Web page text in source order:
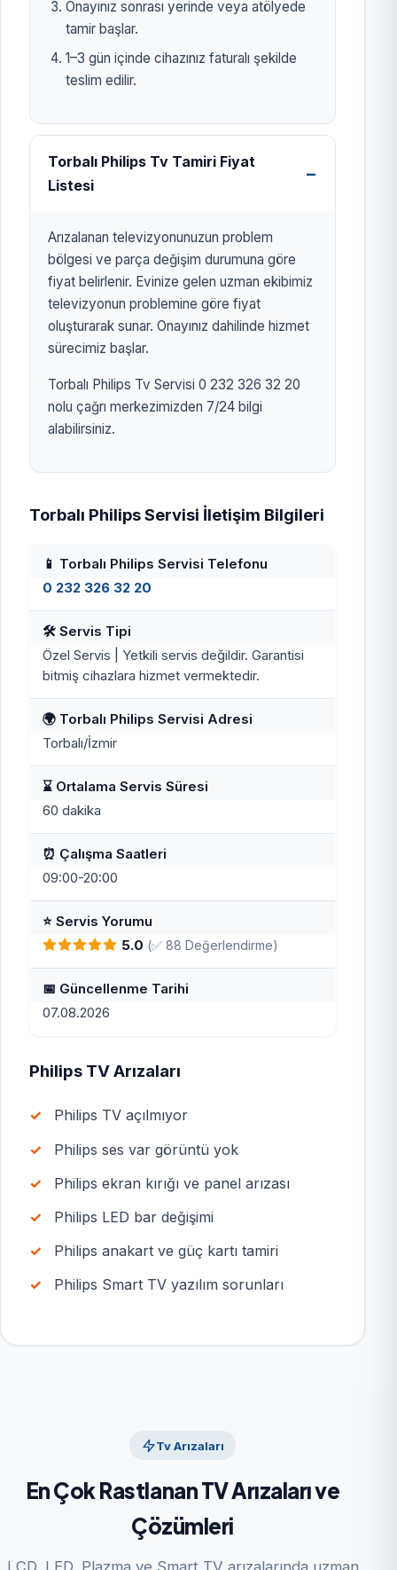
Onayınız sonrası yerinde veya atölyede
tamir başlar.
1–3 gün içinde cihazınız faturalı şekilde
teslim edilir.
Torbalı Philips Tv Tamiri Fiyat
Listesi
Arızalanan televizyonunuzun problem
bölgesi ve parça değişim durumuna göre
fiyat belirlenir. Evinize gelen uzman ekibimiz
televizyonun problemine göre fiyat
oluşturarak sunar. Onayınız dahilinde hizmet
sürecimiz başlar.
Torbalı Philips Tv Servisi 0 232 326 32 20
nolu çağrı merkezimizden 7/24 bilgi
alabilirsiniz.
Torbalı Philips Servisi İletişim Bilgileri
📱 Torbalı Philips Servisi Telefonu
0 232 326 32 20
🛠️ Servis Tipi
Özel Servis | Yetkili servis değildir. Garantisi
bitmiş cihazlara hizmet vermektedir.
🌍 Torbalı Philips Servisi Adresi
Torbalı/İzmir
⌛ Ortalama Servis Süresi
60 dakika
⏰ Çalışma Saatleri
09:00-20:00
⭐ Servis Yorumu
5.0 (✅ 88 Değerlendirme)
📅 Güncellenme Tarihi
07.08.2026
Philips TV Arızaları
Philips TV açılmıyor
Philips ses var görüntü yok
Philips ekran kırığı ve panel arızası
Philips LED bar değişimi
Philips anakart ve güç kartı tamiri
Philips Smart TV yazılım sorunları
Tv Arızaları
En Çok Rastlanan TV Arızaları ve
Çözümleri
LCD, LED, Plazma ve Smart TV arızalarında uzman